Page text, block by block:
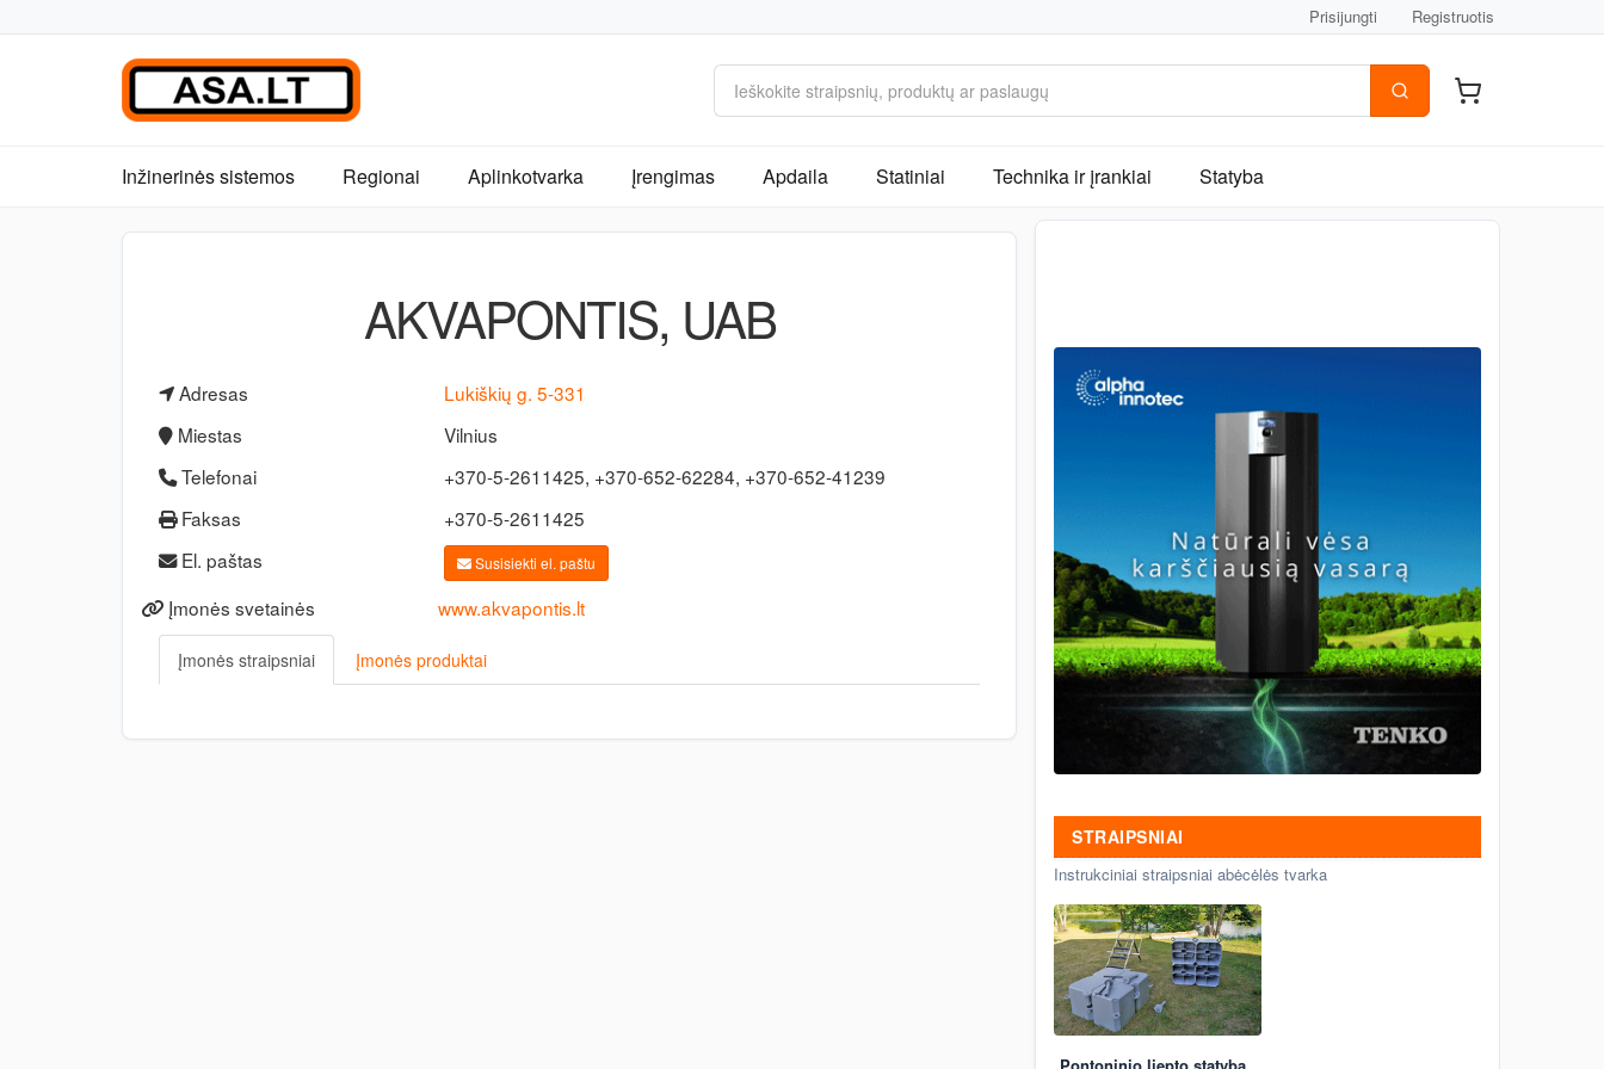
Prisijungti Registruotis
Inžinerinės sistemos Regionai Aplinkotvarka Įrengimas Apdaila Statiniai Technika ir įrankiai Statyba
AKVAPONTIS, UAB
Adresas
Lukiškių g. 5-331
Miestas
Vilnius
Telefonai
+370-5-2611425, +370-652-62284, +370-652-41239
Faksas
+370-5-2611425
El. paštas
Susisiekti el. paštu
Įmonės svetainės www.akvapontis.lt
Įmonės straipsniai Įmonės produktai
STRAIPSNIAI
Instrukciniai straipsniai abėcėlės tvarka